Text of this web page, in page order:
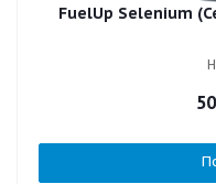
FuelUp Selenium